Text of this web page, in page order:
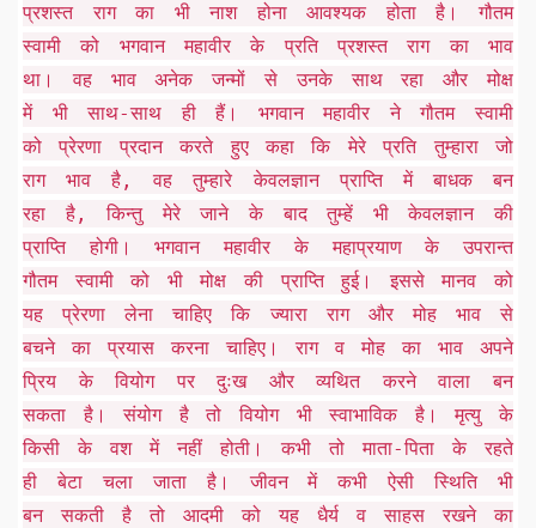
प्रशस्त राग का भी नाश होना आवश्यक होता है। गौतम
स्वामी को भगवान महावीर के प्रति प्रशस्त राग का भाव
था। वह भाव अनेक जन्मों से उनके साथ रहा और मोक्ष
में भी साथ-साथ ही हैं। भगवान महावीर ने गौतम स्वामी
को प्रेरणा प्रदान करते हुए कहा कि मेरे प्रति तुम्हारा जो
राग भाव है, वह तुम्हारे केवलज्ञान प्राप्ति में बाधक बन
रहा है, किन्तु मेरे जाने के बाद तुम्हें भी केवलज्ञान की
प्राप्ति होगी। भगवान महावीर के महाप्रयाण के उपरान्त
गौतम स्वामी को भी मोक्ष की प्राप्ति हुई। इससे मानव को
यह प्रेरणा लेना चाहिए कि ज्यारा राग और मोह भाव से
बचने का प्रयास करना चाहिए। राग व मोह का भाव अपने
प्रिय के वियोग पर दुःख और व्यथित करने वाला बन
सकता है। संयोग है तो वियोग भी स्वाभाविक है। मृत्यु के
किसी के वश में नहीं होती। कभी तो माता-पिता के रहते
ही बेटा चला जाता है। जीवन में कभी ऐसी स्थिति भी
बन सकती है तो आदमी को यह धैर्य व साहस रखने का